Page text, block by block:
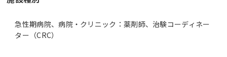
急性期病院、病院・クリニック：薬剤師、治験コーディネー
ター（CRC）